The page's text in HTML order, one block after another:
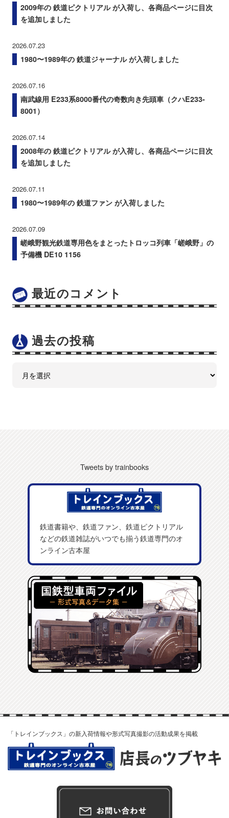
2009年の 鉄道ピクトリアル が入荷し、各商品ページに目次
を追加しました
2026.07.23
1980〜1989年の 鉄道ジャーナル が入荷しました
2026.07.16
南武線用 E233系8000番代の奇数向き先頭車（クハE233-
8001）
2026.07.14
2008年の 鉄道ピクトリアル が入荷し、各商品ページに目次
を追加しました
2026.07.11
1980〜1989年の 鉄道ファン が入荷しました
2026.07.09
嵯峨野観光鉄道専用色をまとったトロッコ列車「嵯峨野」の
予備機 DE10 1156
最近のコメント
過去の投稿
Tweets by trainbooks
鉄道書籍や、鉄道ファン、鉄道ピクトリアル
などの鉄道雑誌がいつでも揃う鉄道専門のオ
ンライン古本屋
「トレインブックス」の新入荷情報や形式写真撮影の活動成果を掲載